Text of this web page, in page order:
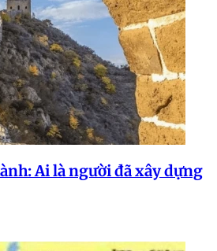
Ai là người đã xây dựng